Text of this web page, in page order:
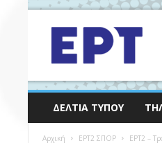
ΔΕΛΤΊΑ ΤΎΠΟΥ
Αρχική EΡΤ2 ΣΠΟΡ ΕΡΤ2 –